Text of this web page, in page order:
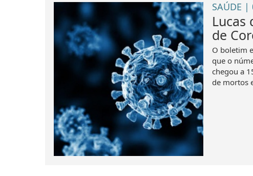
SAÚDE |
Lucas
de
O boletim
que o
chegou a
de mortos